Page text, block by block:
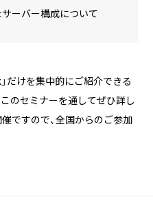
日々の生活
ーバー構成について
だけを集中的にご紹介できる
のセミナーを通してぜひ詳し
ですので、全国からのご参加